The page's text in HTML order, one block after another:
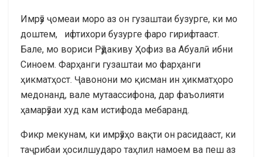
Имрӯз ҷомеаи моро аз он гузаштаи бузурге, ки мо
доштем, ифтихори бузурге фаро гирифтааст.
Бале, мо вориси Рӯдакиву Ҳофиз ва Абуалӣ ибни
Синоем. Фарҳанги гузаштаи мо фарҳанги
ҳикматҳост. Ҷавонони мо қисман ин ҳикматҳоро
медонанд, вале мутаассифона, дар фаъолияти
ҳамарӯзаи худ кам истифода мебаранд.
Фикр мекунам, ки имрӯзҳо вақти он расидааст, ки
таҷрибаи ҳосилшударо таҳлил намоем ва пеш аз